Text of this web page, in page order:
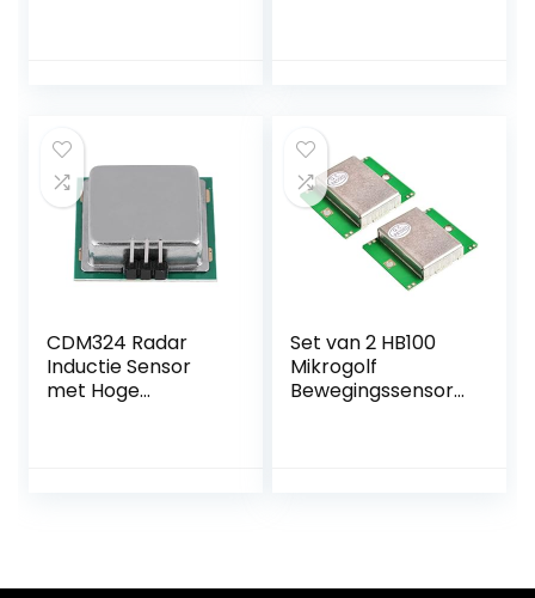
voor studio’s
CDM324 Radar
Inductie Sensor
met Hoge
Set van 2 HB100
Mikrogolf
Bewegingssensore